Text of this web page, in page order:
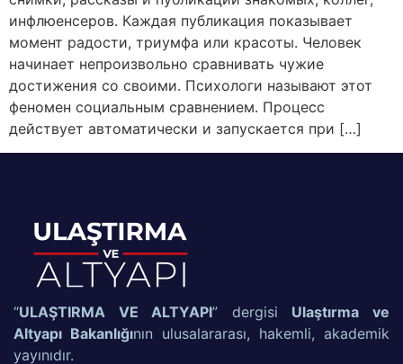
инфлюенсеров. Каждая публикация показывает
момент радости, триумфа или красоты. Человек
начинает непроизвольно сравнивать чужие
достижения со своими. Психологи называют этот
феномен социальным сравнением. Процесс
действует автоматически и запускается при […]
“ULAŞTIRMA VE ALTYAPI” dergisi Ulaştırma ve
Altyapı Bakanlığının ulusalararası, hakemli, akademik
yayınıdır.